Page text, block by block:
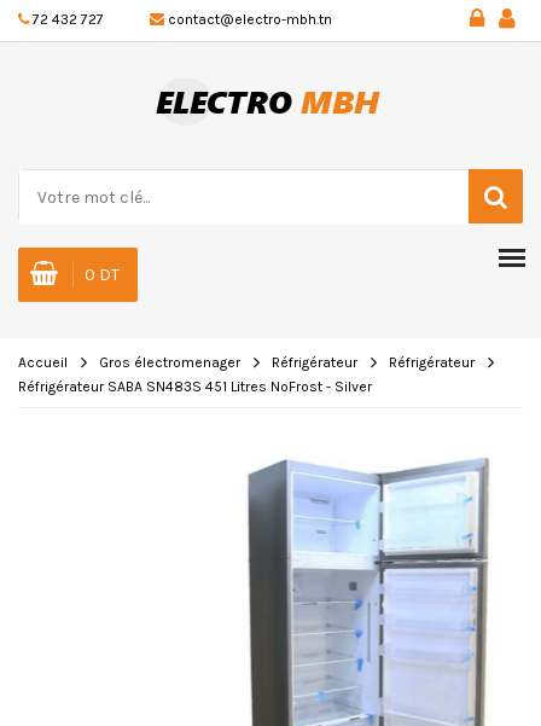
72 432 727 contact@electro-mbh.tn
0 DT
Accueil Gros électromenager Réfrigérateur
Réfrigérateur
Réfrigérateur SABA SN483S 451 Litres NoFrost - Silver